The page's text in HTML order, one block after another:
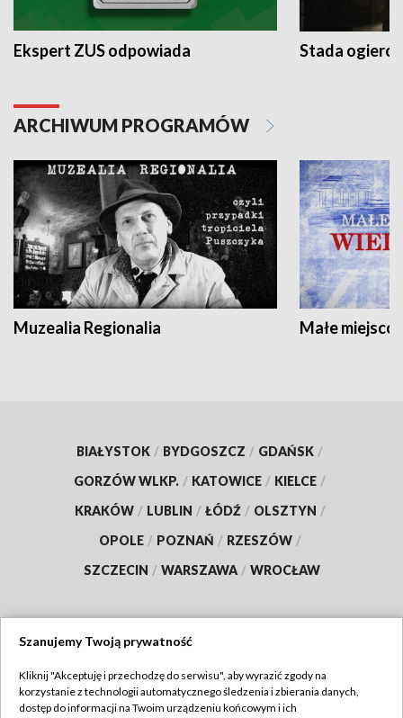
Ekspert ZUS odpowiada Stada
ARCHIWUM PROGRAMÓW
Muzealia Regionalia Małe
BIAŁYSTOK / BYDGOSZCZ / GDAŃSK /
GORZÓW WLKP. / KATOWICE / KIELCE /
KRAKÓW / LUBLIN / ŁÓDŹ / OLSZTYN /
OPOLE / POZNAŃ / RZESZÓW /
SZCZECIN / WARSZAWA / WROCŁAW
TVP
Szanujemy Twoją prywatność
Kliknij "Akceptuję i przechodzę do serwisu", aby wyrazić zgody na
korzystanie z technologii automatycznego śledzenia i zbierania danych,
dostęp do informacji na Twoim urządzeniu końcowym i ich